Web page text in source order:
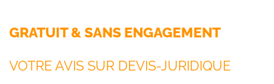
GRATUIT & SANS ENGAGEMENT
VOTRE AVIS SUR DEVIS-JURIDIQUE